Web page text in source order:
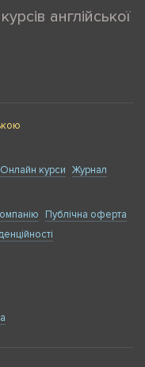
англійської
Онлайн курси Журнал
Публічна оферта